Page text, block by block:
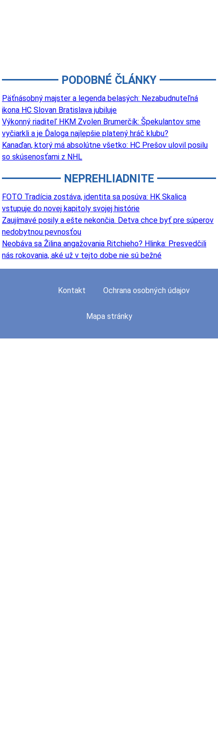
PODOBNÉ ČLÁNKY
Päťnásobný majster a legenda belasých: Nezabudnuteľná
ikona HC Slovan Bratislava jubiluje
Výkonný riaditeľ HKM Zvolen Brumerčík: Špekulantov sme
vyčiarkli a je Ďaloga najlepšie platený hráč klubu?
Kanaďan, ktorý má absolútne všetko: HC Prešov ulovil posilu
so skúsenosťami z NHL
NEPREHLIADNITE
FOTO Tradícia zostáva, identita sa posúva: HK Skalica
vstupuje do novej kapitoly svojej histórie
Zaujímavé posily a ešte nekončia. Detva chce byť pre súperov
nedobytnou pevnosťou
Neobáva sa Žilina angažovania Ritchieho? Hlinka: Presvedčili
nás rokovania, aké už v tejto dobe nie sú bežné
Kontakt Ochrana osobných údajov
Mapa stránky